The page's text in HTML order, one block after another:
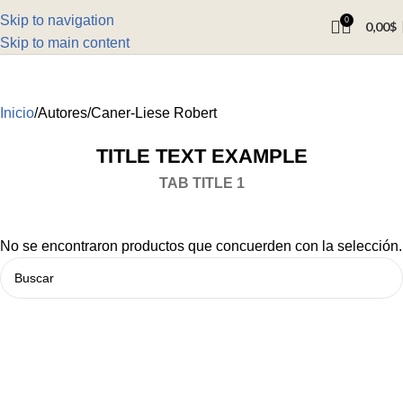
Skip to navigation
Skip to main content
0 0,00$
Inicio Autores Caner-Liese Robert
TITLE TEXT EXAMPLE
TAB TITLE 1
No se encontraron productos que concuerden con la selección.